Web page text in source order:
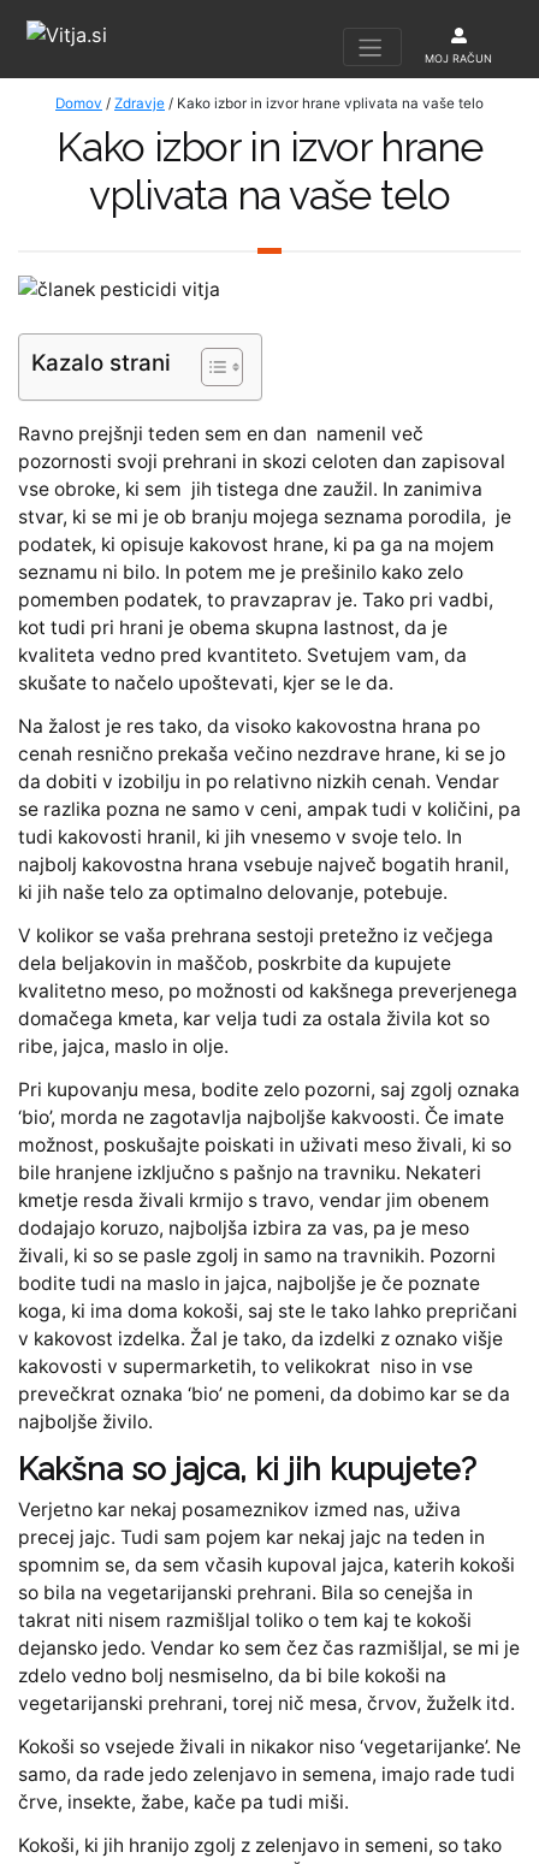
MOJ RAČUN
Domov / Zdravje / Kako izbor in izvor hrane vplivata na vaše telo
Kako izbor in izvor hrane
vplivata na vaše telo
Kazalo strani
Ravno prejšnji teden sem en dan namenil več
pozornosti svoji prehrani in skozi celoten dan zapisoval
vse obroke, ki sem jih tistega dne zaužil. In zanimiva
stvar, ki se mi je ob branju mojega seznama porodila, je
podatek, ki opisuje kakovost hrane, ki pa ga na mojem
seznamu ni bilo. In potem me je prešinilo kako zelo
pomemben podatek, to pravzaprav je. Tako pri vadbi,
kot tudi pri hrani je obema skupna lastnost, da je
kvaliteta vedno pred kvantiteto. Svetujem vam, da
skušate to načelo upoštevati, kjer se le da.
Na žalost je res tako, da visoko kakovostna hrana po
cenah resnično prekaša večino nezdrave hrane, ki se jo
da dobiti v izobilju in po relativno nizkih cenah. Vendar
se razlika pozna ne samo v ceni, ampak tudi v količini, pa
tudi kakovosti hranil, ki jih vnesemo v svoje telo. In
najbolj kakovostna hrana vsebuje največ bogatih hranil,
ki jih naše telo za optimalno delovanje, potebuje.
V kolikor se vaša prehrana sestoji pretežno iz večjega
dela beljakovin in maščob, poskrbite da kupujete
kvalitetno meso, po možnosti od kakšnega preverjenega
domačega kmeta, kar velja tudi za ostala živila kot so
ribe, jajca, maslo in olje.
Pri kupovanju mesa, bodite zelo pozorni, saj zgolj oznaka
‘bio’, morda ne zagotavlja najboljše kakvoosti. Če imate
možnost, poskušajte poiskati in uživati meso živali, ki so
bile hranjene izključno s pašnjo na travniku. Nekateri
kmetje resda živali krmijo s travo, vendar jim obenem
dodajajo koruzo, najboljša izbira za vas, pa je meso
živali, ki so se pasle zgolj in samo na travnikih. Pozorni
bodite tudi na maslo in jajca, najboljše je če poznate
koga, ki ima doma kokoši, saj ste le tako lahko prepričani
v kakovost izdelka. Žal je tako, da izdelki z oznako višje
kakovosti v supermarketih, to velikokrat niso in vse
prevečkrat oznaka ‘bio’ ne pomeni, da dobimo kar se da
najboljše živilo.
Kakšna so jajca, ki jih kupujete?
Verjetno kar nekaj posameznikov izmed nas, uživa
precej jajc. Tudi sam pojem kar nekaj jajc na teden in
spomnim se, da sem včasih kupoval jajca, katerih kokoši
so bila na vegetarijanski prehrani. Bila so cenejša in
takrat niti nisem razmišljal toliko o tem kaj te kokoši
dejansko jedo. Vendar ko sem čez čas razmišljal, se mi je
zdelo vedno bolj nesmiselno, da bi bile kokoši na
vegetarijanski prehrani, torej nič mesa, črvov, žuželk itd.
Kokoši so vsejede živali in nikakor niso ‘vegetarijanke’. Ne
samo, da rade jedo zelenjavo in semena, imajo rade tudi
črve, insekte, žabe, kače pa tudi miši.
Kokoši, ki jih hranijo zgolj z zelenjavo in semeni, so tako